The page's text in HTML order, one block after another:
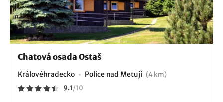
Chatová osada Ostaš
Královéhradecko Police nad Metují (4 km)
9.1/10